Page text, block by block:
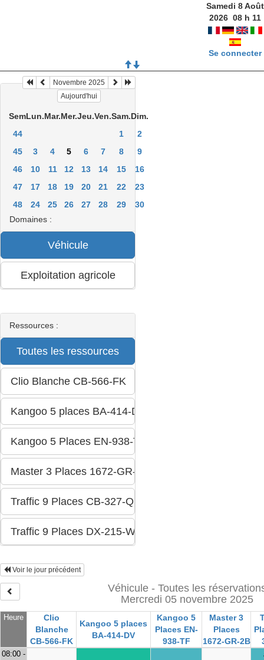
Samedi 8 Août
2026 08h 11
Se connecter
Novembre 2025
Aujourd'hui
SemLun.Mar.Mer.Jeu.Ven.Sam.Dim.
44
1
2
45
3 4 5 6 7 8
9
46
10 11 12 13 14 15
16
47
17 18 19 20 21 22
23
48
24 25 26 27 28 29
30
Domaines :
Ressources :
Heure
Clio
Blanche
CB-566-FK
Kangoo 5 places
BA-414-DV
Kangoo 5
Places EN-
938-TF
Master 3
Places
1672-GR-2B
Voir le jour précédent
Véhicule - Toutes les
Mercredi 05 novembre 2025
08:00 -